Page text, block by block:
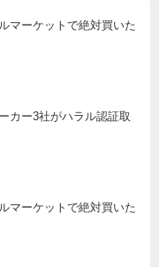
マーケットで絶対買いた
カー3社がハラル認証取
マーケットで絶対買いた